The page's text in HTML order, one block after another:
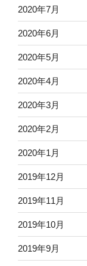
2020年7月
2020年6月
2020年5月
2020年4月
2020年3月
2020年2月
2020年1月
2019年12月
2019年11月
2019年10月
2019年9月